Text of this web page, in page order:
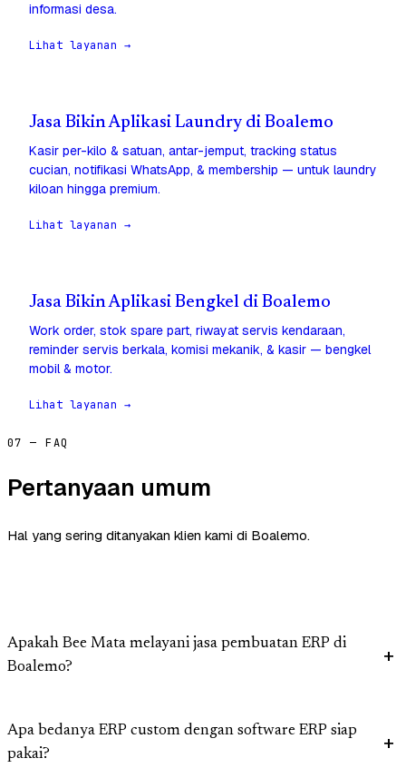
informasi desa.
Lihat layanan →
Jasa Bikin Aplikasi Laundry di Boalemo
Kasir per-kilo & satuan, antar-jemput, tracking status
cucian, notifikasi WhatsApp, & membership — untuk laundry
kiloan hingga premium.
Lihat layanan →
Jasa Bikin Aplikasi Bengkel di Boalemo
Work order, stok spare part, riwayat servis kendaraan,
reminder servis berkala, komisi mekanik, & kasir — bengkel
mobil & motor.
Lihat layanan →
07 — FAQ
Pertanyaan umum
Hal yang sering ditanyakan klien kami di Boalemo.
Apakah Bee Mata melayani jasa pembuatan ERP di
Boalemo?
Apa bedanya ERP custom dengan software ERP siap
pakai?